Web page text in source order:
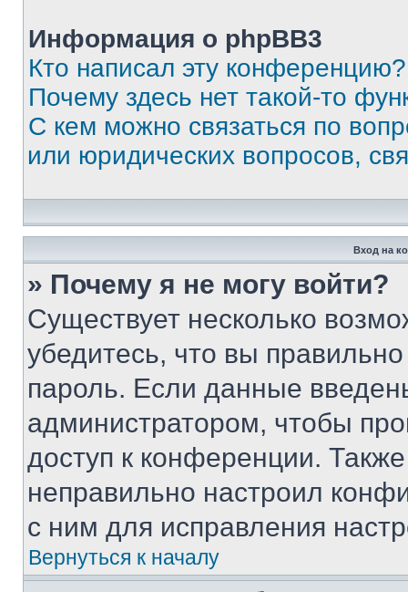
Информация о phpBB3
Кто написал эту конференцию?
Почему здесь нет такой-то
С кем можно связаться по
или юридических вопросов,
Вход на
» Почему я не могу войти?
Существует несколько
убедитесь, что вы
пароль. Если данные
администратором, чтобы
доступ к конференции.
неправильно настроил
с ним для исправления
Вернуться к началу